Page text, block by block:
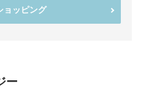
ョッピング
ー